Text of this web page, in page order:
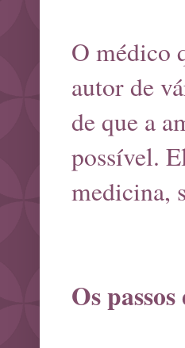
O médico
autor de
de que a
possível.
medicina,
Os